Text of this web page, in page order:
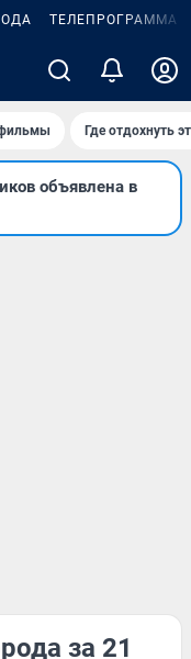
ТЕЛЕПРОГРАММА
Где отдохнуть
объявлена в
за 21